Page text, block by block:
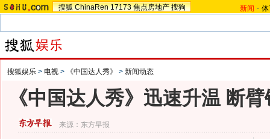
搜狐 ChinaRen 17173 焦点房地产 搜狗 新闻 -
搜狐娱乐 > 电视 > 《中国达人秀》 > 新闻动态
《中国达人秀》迅速升温 断
来源： 东方早报